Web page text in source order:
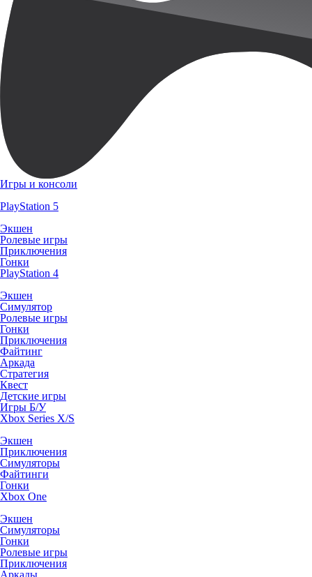
Игры и консоли
PlayStation 5
Экшен
Ролевые игры
Приключения
Гонки
PlayStation 4
Экшен
Симулятор
Ролевые игры
Гонки
Приключения
Файтинг
Аркада
Стратегия
Квест
Детские игры
Игры Б/У
Xbox Series X/S
Экшен
Приключения
Симуляторы
Файтинги
Гонки
Xbox One
Экшен
Симуляторы
Гонки
Ролевые игры
Приключения
Аркады